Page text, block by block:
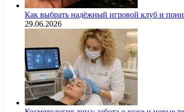
Как выбрать надёжный игровой клуб и
29.06.2026